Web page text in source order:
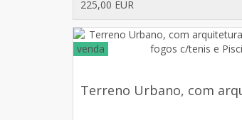
225,00 EUR
venda
Terreno Urbano, com